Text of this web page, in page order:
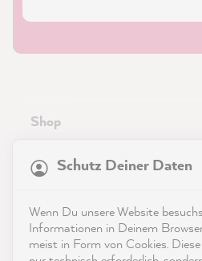
Shop
Service
Kontakt
App herunterladen
Schutz Deiner Daten
Wenn Du unsere Website
Informationen in Deinem
meist in Form von Cookies.